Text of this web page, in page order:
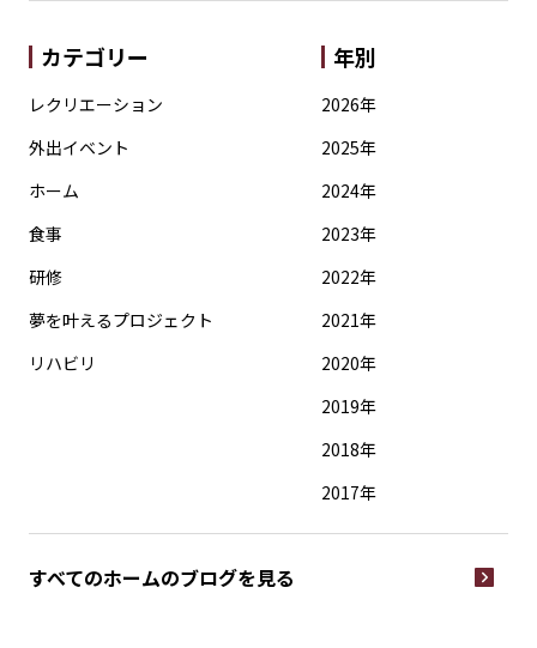
カテゴリー
レクリエーション
外出イベント
ホーム
食事
研修
夢を叶えるプロジェクト
リハビリ
年別
2026年
2025年
2024年
2023年
2022年
2021年
2020年
2019年
2018年
2017年
すべてのホームのブログを見る